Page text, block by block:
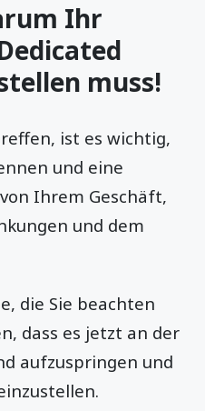
Ihr
muss!
ist es wichtig,
und eine
Ihrem Geschäft,
und dem
die Sie beachten
dass es jetzt an der
aufzuspringen und